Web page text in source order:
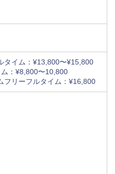
タイム：¥13,800〜¥15,800
ム：¥8,800〜10,800
フリーフルタイム：¥16,800